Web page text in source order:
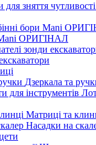
для зняття
Mani ОРИГІНАЛ
Дзеркала та
Матриці та
Насадки на